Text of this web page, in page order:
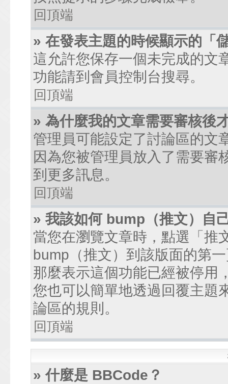
回頂端
» 在發表主題的時候顯示的「
這允許您保存一個未完成的文
功能請到會員控制台搜尋。
回頂端
» 為什麼我的文章需要審核後
管理員可能設定了討論區的文
因為您被管理員放入了需要審
到更多訊息。
回頂端
» 我該如何 bump（推文）自
當您在瀏覽文章時，點選「推
bump（推文）到該版面的第
那麼表示這個功能已經被停用
您也可以簡單地透過回覆主題
論區的規則。
回頂端
» 什麼是 BBCode？